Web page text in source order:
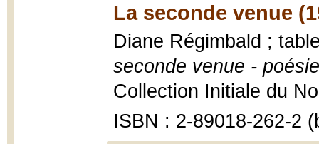
La seconde venue
Diane Régimbald ;
seconde venue - poésie
Collection Initiale du
ISBN : 2-89018-262-2